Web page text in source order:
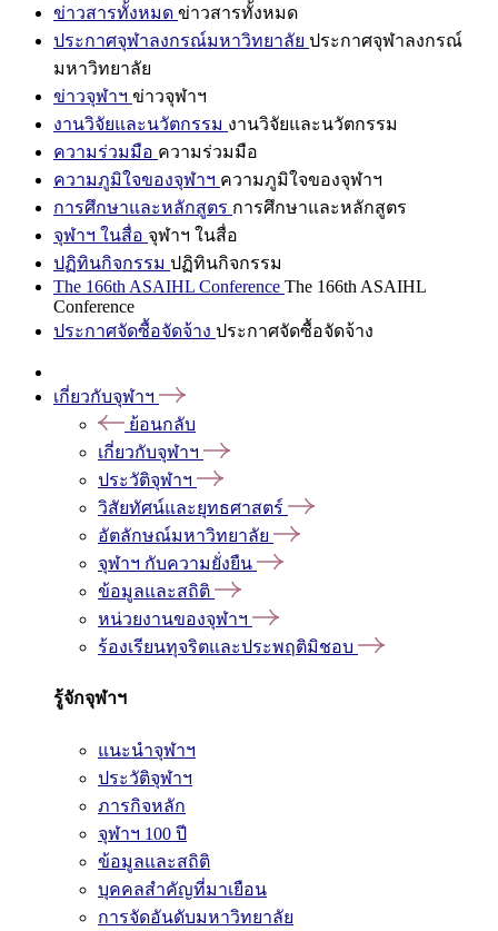
ข่าวสารทั้งหมด ข่าวสารทั้งหมด
ประกาศจุฬาลงกรณ์มหาวิทยาลัย ประกาศจุฬาลงกรณ์
มหาวิทยาลัย
ข่าวจุฬาฯ ข่าวจุฬาฯ
งานวิจัยและนวัตกรรม งานวิจัยและนวัตกรรม
ความร่วมมือ ความร่วมมือ
ความภูมิใจของจุฬาฯ ความภูมิใจของจุฬาฯ
การศึกษาและหลักสูตร การศึกษาและหลักสูตร
จุฬาฯ ในสื่อ จุฬาฯ ในสื่อ
ปฏิทินกิจกรรม ปฏิทินกิจกรรม
The 166th ASAIHL Conference The 166th ASAIHL
Conference
ประกาศจัดซื้อจัดจ้าง ประกาศจัดซื้อจัดจ้าง
เกี่ยวกับจุฬาฯ
ย้อนกลับ
เกี่ยวกับจุฬาฯ
ประวัติจุฬาฯ
วิสัยทัศน์และยุทธศาสตร์
อัตลักษณ์มหาวิทยาลัย
จุฬาฯ กับความยั่งยืน
ข้อมูลและสถิติ
หน่วยงานของจุฬาฯ
ร้องเรียนทุจริตและประพฤติมิชอบ
รู้จักจุฬาฯ
แนะนำจุฬาฯ
ประวัติจุฬาฯ
ภารกิจหลัก
จุฬาฯ 100 ปี
ข้อมูลและสถิติ
บุคคลสำคัญที่มาเยือน
การจัดอันดับมหาวิทยาลัย